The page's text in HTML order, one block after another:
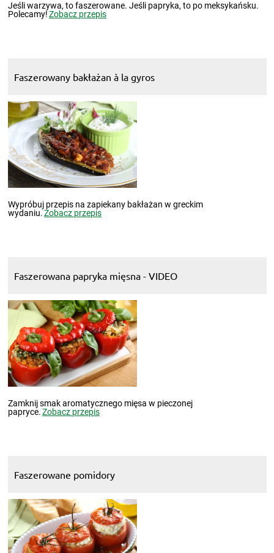
Jeśli warzywa, to faszerowane. Jeśli papryka, to po meksykańsku.
Polecamy!Zobacz przepis
Faszerowany bakłażan à la gyros
Wypróbuj przepis na zapiekany bakłażan w greckim
wydaniu.Zobacz przepis
Faszerowana papryka mięsna - VIDEO
Zamknij smak aromatycznego mięsa w pieczonej
papryce.Zobacz przepis
Faszerowane pomidory